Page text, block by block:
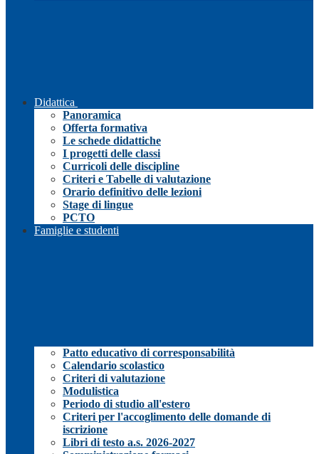
Didattica
Panoramica
Offerta formativa
Le schede didattiche
I progetti delle classi
Curricoli delle discipline
Criteri e Tabelle di valutazione
Orario definitivo delle lezioni
Stage di lingue
PCTO
Famiglie e studenti
Patto educativo di corresponsabilità
Calendario scolastico
Criteri di valutazione
Modulistica
Periodo di studio all'estero
Criteri per l'accoglimento delle domande di
iscrizione
Libri di testo a.s. 2026-2027